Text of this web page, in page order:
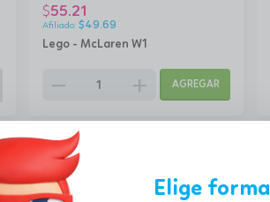
Elige forma
Lego - McLaren W1
$55.21
$49.69
remove add AGREGAR